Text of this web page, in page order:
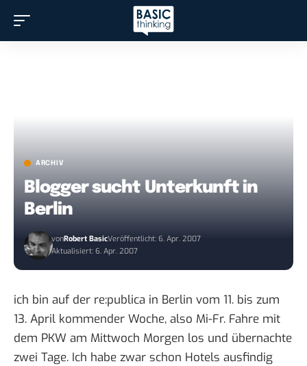
ARCHIV
Blogger sucht Unterkunft in
Berlin
vonRobert BasicVeröffentlicht: 6. Apr. 2007
Aktualisiert: 6. Apr. 2007
ich bin auf der re:publica in Berlin vom 11. bis zum
13. April kommender Woche, also Mi-Fr. Fahre mit
dem PKW am Mittwoch Morgen los und übernachte
zwei Tage. Ich habe zwar schon Hotels ausfindig